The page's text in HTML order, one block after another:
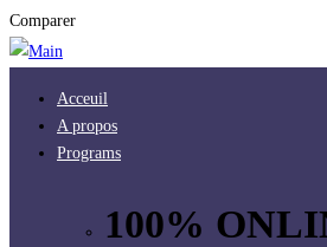
Comparer
Acceuil
A propos
Programs
100%